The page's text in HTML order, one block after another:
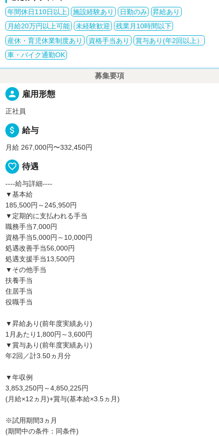
年間休日110日以上
施設経験あり 日勤のみ
昇給あり
月給20万円以上可能
未経験歓迎
残業月10時間以下
産休・育児休業制度あり
資格手当あり
賞与あり(年2回以上）
車・バイク通勤OK
募集要項
person 雇用形態
正社員
attach_money 給与
月給 267,000円〜332,450円
favorite_border 待遇
----給与詳細----
▼基本給
185,500円～245,950円
▼定期的に支払われる手当
職務手当7,000円
資格手当5,000円～10,000円
処遇改善手当56,000円
処遇支援手当13,500円
▼その他手当
扶養手当
住居手当
役職手当
▼昇給あり(前年度実績あり)
1月あたり1,800円～3,600円
▼賞与あり(前年度実績あり)
年2回／計3.50ヵ月分
▼年収例
3,853,250円～4,850,225円
(月給×12ヵ月)+賞与(基本給×3.5ヵ月)
※試用期間3ヵ月
(期間中の条件：同条件)